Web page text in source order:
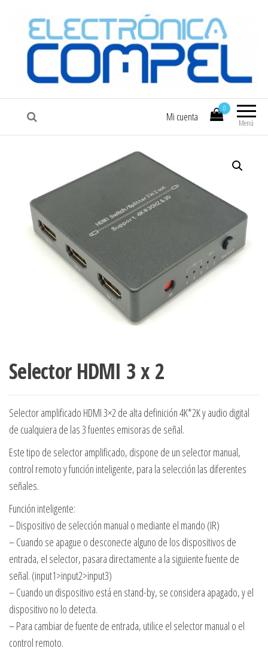
COMPEL Electrónica COMPEL
Menú
0
Mi cuenta
Selector HDMI 3 x 2
Selector amplificado HDMI 3×2 de alta definición 4K*2K y audio digital
de cualquiera de las 3 fuentes emisoras de señal.
Este tipo de selector amplificado, dispone de un selector manual,
control remoto y función inteligente, para la selección las diferentes
señales.
Función inteligente:
– Dispositivo de selección manual o mediante el mando (IR)
– Cuando se apague o desconecte alguno de los dispositivos de
entrada, el selector, pasara directamente a la siguiente fuente de
señal. (input1>input2>input3)
– Cuando un dispositivo está en stand-by, se considera apagado, y el
dispositivo no lo detecta.
– Para cambiar de fuente de entrada, utilice el selector manual o el
control remoto.